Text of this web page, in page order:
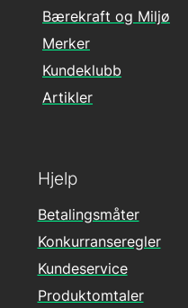
Hjelp
Betalingsmåter
Konkurranseregler
Kundeservice
Produktomtaler
Bærekraft og Miljø
Merker
Kundeklubb
Artikler